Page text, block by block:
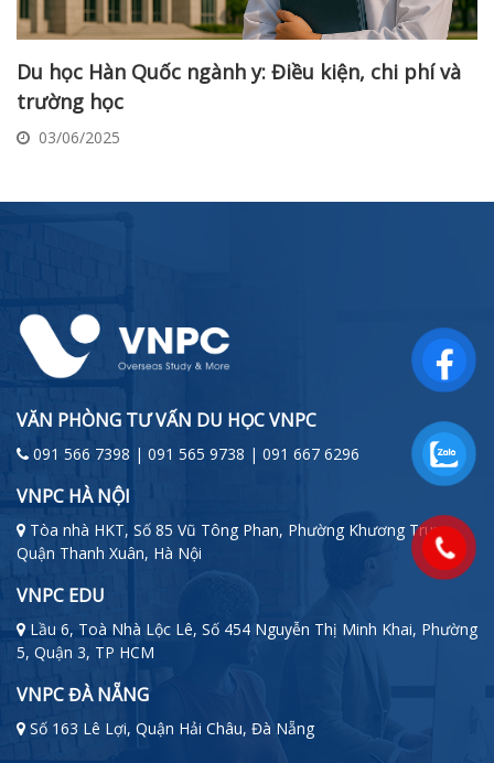
Du học Hàn Quốc ngành y: Điều kiện, chi phí và
trường học
03/06/2025
VĂN PHÒNG TƯ VẤN DU HỌC VNPC
091 566 7398 | 091 565 9738 | 091 667 6296
VNPC HÀ NỘI
Tòa nhà HKT, Số 85 Vũ Tông Phan, Phường Khương Trung,
Quận Thanh Xuân, Hà Nội
VNPC EDU
Lầu 6, Toà Nhà Lộc Lê, Số 454 Nguyễn Thị Minh Khai, Phường
5, Quận 3, TP HCM
VNPC ĐÀ NẴNG
Số 163 Lê Lợi, Quận Hải Châu, Đà Nẵng